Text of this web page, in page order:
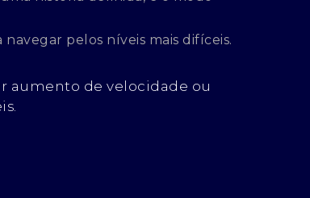
pelos níveis mais difíceis.
aumento de velocidade ou